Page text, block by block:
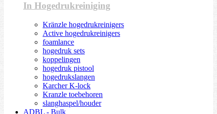
In Hogedrukreiniging
Kränzle hogedrukreinigers
Active hogedrukreinigers
foamlance
hogedruk sets
koppelingen
hogedruk pistool
hogedrukslangen
Karcher K-lock
Kranzle toebehoren
slanghaspel/houder
ADBL - Bulk